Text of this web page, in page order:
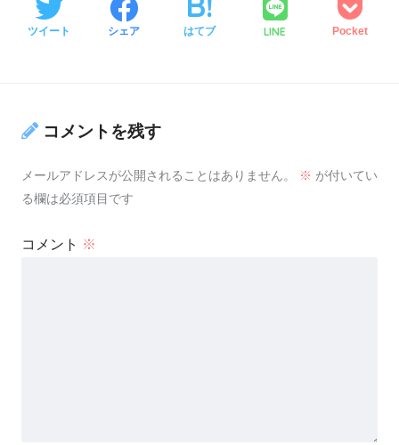
ツイート シェア はてブ LINE Pocket
コメントを残す
メールアドレスが公開されることはありません。 ※ が付いてい
る欄は必須項目です
コメント ※